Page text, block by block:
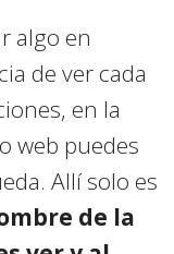
algo en
de ver cada
en la
web puedes
Allí solo es
de la